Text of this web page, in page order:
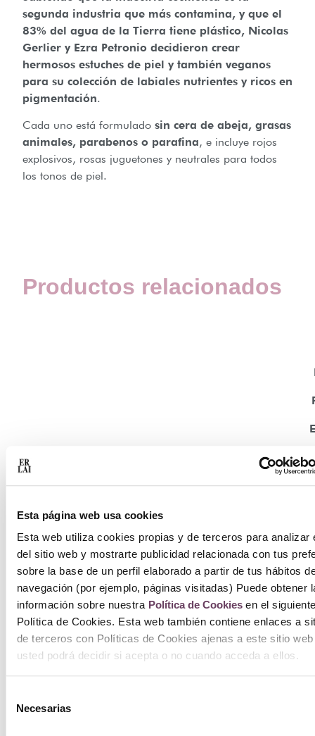
Esta página web usa cookies
Esta web utiliza cookies propias y de terceros para analizar
del sitio web y mostrarte publicidad relacionada con tus
sobre la base de un perfil elaborado a partir de tus hábitos
navegación (por ejemplo, páginas visitadas) Puede obtener
información sobre nuestra Política de Cookiesen el
Política de Cookies. Esta web también contiene enlaces a
de terceros con Políticas de Cookies ajenas a este sitio web
usted podrá decidir si acepta o no cuando acceda a ellos.
Necesarias
segunda industria que más contamina, y que el
83% del agua de la Tierra tiene plástico, Nicolas
Gerlier y Ezra Petronio decidieron crear
hermosos estuches de piel y también veganos
para su colección de labiales nutrientes y ricos en
pigmentación.
Cada uno está formulado sin cera de abeja, grasas
animales, parabenos o parafina, e incluye rojos
explosivos, rosas juguetones y neutrales para todos
los tonos de piel.
Productos relacionados